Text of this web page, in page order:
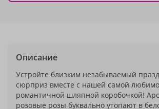
Описание
Устройте близким незабываемый
сюрприз вместе с нашей самой
романтичной шляпной коробочкой!
розовые розы буквально утопают в